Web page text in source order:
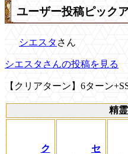
ユーザー投稿ピック
シエスタ さん
シエスタさんの投稿を見る
【クリアターン】6ターン
精
ク
セ